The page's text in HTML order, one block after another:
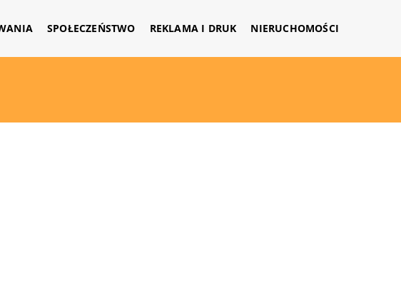
SPOŁECZEŃSTWO REKLAMA I DRUK NIERUCHOMOŚCI